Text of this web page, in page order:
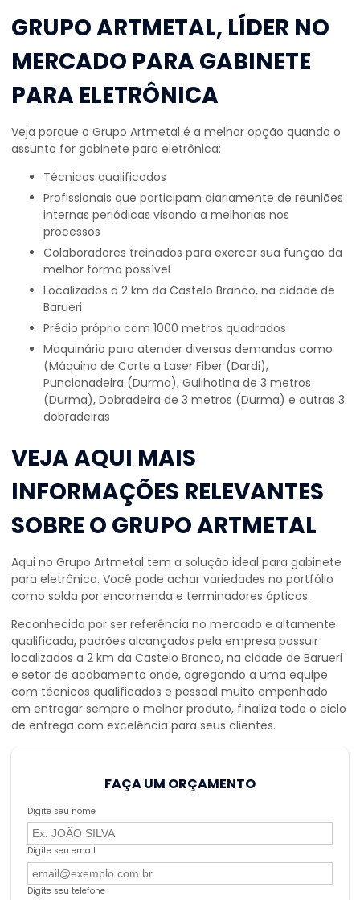
GRUPO ARTMETAL, LÍDER NO
MERCADO PARA GABINETE
PARA ELETRÔNICA
Veja porque o Grupo Artmetal é a melhor opção quando o
assunto for gabinete para eletrônica:
técnicos qualificados
profissionais que participam diariamente de reuniões
internas periódicas visando a melhorias nos
processos
colaboradores treinados para exercer sua função da
melhor forma possível
localizados a 2 km da Castelo Branco, na cidade de
Barueri
prédio próprio com 1000 metros quadrados
maquinário para atender diversas demandas como
(Máquina de Corte a Laser Fiber (Dardi),
Puncionadeira (Durma), Guilhotina de 3 metros
(Durma), Dobradeira de 3 metros (Durma) e outras 3
dobradeiras
VEJA AQUI MAIS
INFORMAÇÕES RELEVANTES
SOBRE O GRUPO ARTMETAL
Aqui no Grupo Artmetal tem a solução ideal para gabinete
para eletrônica. Você pode achar variedades no portfólio
como solda por encomenda e terminadores ópticos.
Reconhecida por ser referência no mercado e altamente
qualificada, padrões alcançados pela empresa possuir
localizados a 2 km da Castelo Branco, na cidade de Barueri
e setor de acabamento onde, agregando a uma equipe
com técnicos qualificados e pessoal muito empenhado
em entregar sempre o melhor produto, finaliza todo o ciclo
de entrega com excelência para seus clientes.
FAÇA UM ORÇAMENTO
Digite seu nome
Digite seu email
Digite seu telefone